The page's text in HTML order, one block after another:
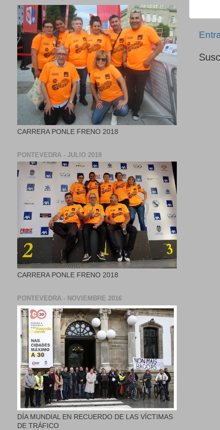
CARRERA PONLE FRENO 2018
PONTEVEDRA - JULIO 2018
CARRERA PONLE FRENO 2018
PONTEVEDRA - NOVIEMBRE 2016
DÍA MUNDIAL EN RECUERDO DE LAS VÍCTIMAS
DE TRÁFICO